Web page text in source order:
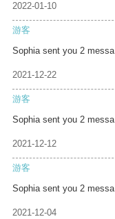
2022-01-10
游客
Sophia sent you 2 messa
2021-12-22
游客
Sophia sent you 2 messa
2021-12-12
游客
Sophia sent you 2 messa
2021-12-04